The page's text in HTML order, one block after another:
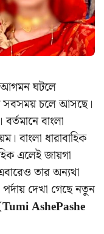
আগমন ঘটলে
সবসময় চলে আসছে।
বাংলা
বাংলা ধারাবাহিক
এলেই জায়গা
তার অন্যথা
দেখা গেছে নতুন
AshePashe